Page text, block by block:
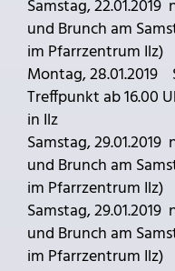
Samstag,
und Brunch am
im Pfarrzentrum Ilz)
Montag, 28.01.2019
Treffpunkt ab 16.00
in Ilz
Samstag,
und Brunch am
im Pfarrzentrum Ilz)
Samstag,
und Brunch am
im Pfarrzentrum Ilz)